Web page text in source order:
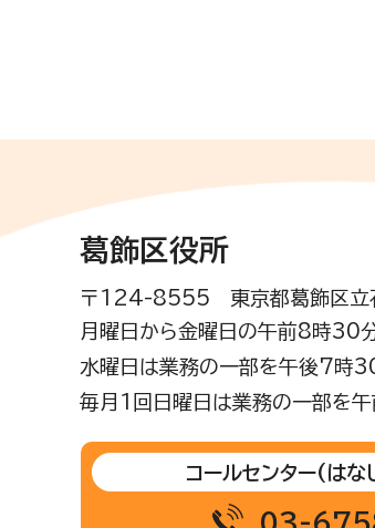
葛飾区役所
〒124-8555 東京都葛飾区
月曜日から金曜日の午前8時30
水曜日は業務の一部を午後7時30
毎月1回日曜日は業務の一部を午
コールセンター(はな
03-